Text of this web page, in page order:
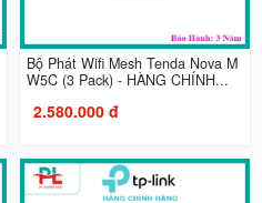
Bộ Phát Wifi Mesh Tenda Nova M
W5C (3 Pack) - HÀNG CHÍNH...
2.580.000 đ